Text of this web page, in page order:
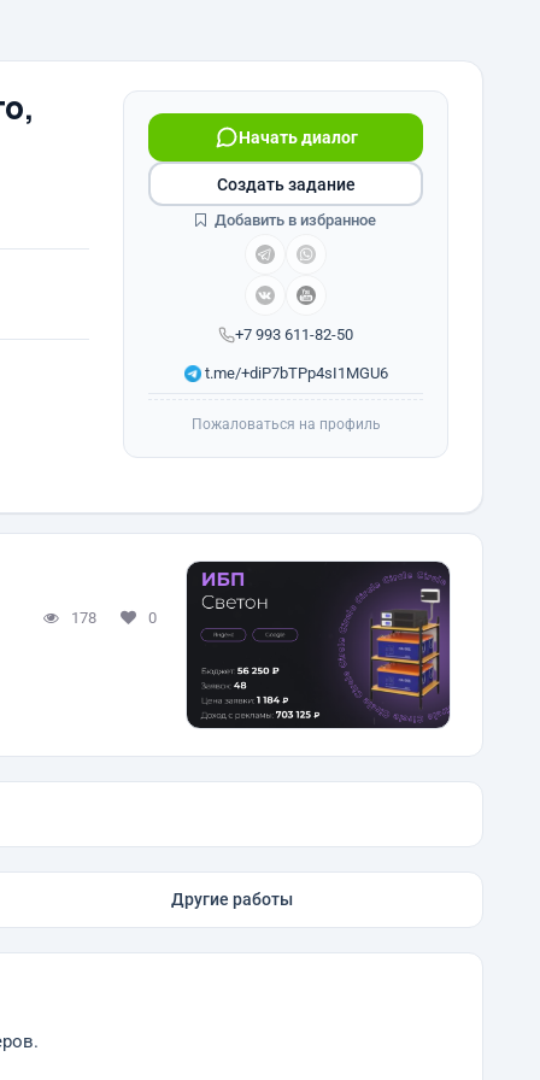
+7 993 611-82-50
Начать диалог
t.me/+diP7bTPp4sI1MGU6
Создать задание
Добавить в избранное
Пожаловаться на профиль
178 0
Другие работы